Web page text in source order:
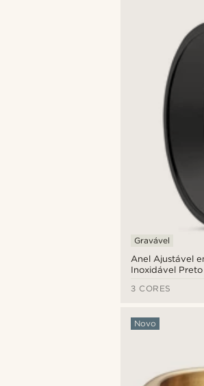
Anel Ajustável
Inoxidável
Gravável
3 CORES
Novo